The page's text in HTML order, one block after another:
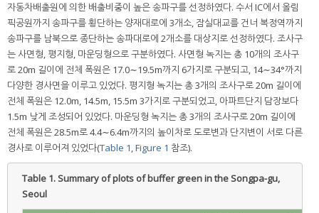
자동차배출원에 의한 배출비중이 높은 송파구를 선정하였다. 수서 IC에서 올림
픽공원까지 송파구를 횡단하는 양재대로에 3개소, 잠실대교를 건너 복정역까지
송파구를 남북으로 종단하는 송파대로에 2개소를 대상지로 선정하였다. 조사구
는 사면형, 평지형, 마운딩형으로 구분하였다. 사면형 녹지는 총 10개의 조사구
로 20m 길이에 전체 폭원은 17.0∼19.5m까지 6가지로 구분되고, 14∼34°까지
다양한 경사면을 이루고 있었다. 평지형 녹지는 총 3개의 조사구로 20m 길이에
전체 폭원은 12.0m, 14.5m, 15.5m 3가지로 구분되었고, 아파트단지 담장보다
1.5m 낮게 조성되어 있었다. 마운딩형 녹지는 총 3개의 조사구로 20m 길이에
전체 폭원은 28.5m로 4.4∼6.4m까지의 높이차로 도로변과 단지변이 서로 다른
경사로 이루어져 있었다(Table 1,Figure 1 참조).
Table 1.Summary of plots of buffer green in the Songpa-gu,
Seoul